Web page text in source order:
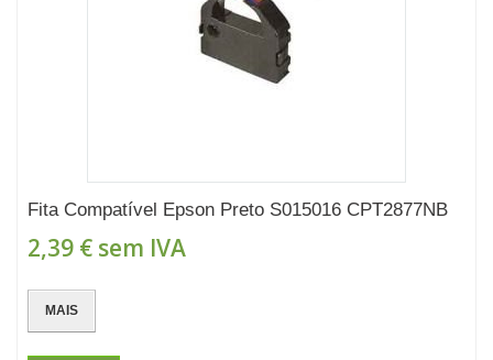
Fita Compatível Epson Preto S015016 CPT2877NB
2,39 € sem IVA
MAIS